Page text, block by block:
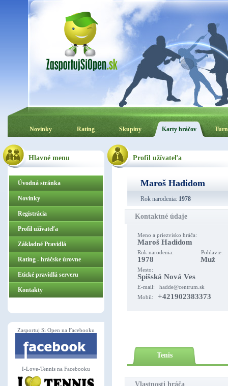
Novinky Rating Skupiny Karty hráčov
Hlavné menu
Úvodná stránka
Novinky
Registrácia
Profil užívateľa
Základné Pravidlá
ZasportujSiOpen.sk
Rating - hráčske úrovne
Etické pravidlá serveru
Kontakty
Zasportuj Si Open na Facebooku
I-Love-Tennis na Facebooku
Profil užívateľa
Maroš Hadidom
Rok narodenia: 1978
Kontaktné údaje
Meno a priezvisko hráča:
Maroš Hadidom
Rok narodenia: Pohlavie:
1978 Muž
Mesto:
Spišská Nová Ves
E-mail:
hadde@centrum.sk
Mobil:
+421902383373
Tenis
Vlastnosti hráča